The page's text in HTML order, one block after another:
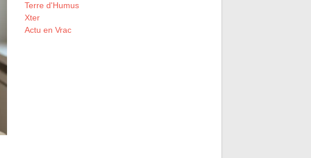
Terre d'Humus
Xter
Actu en Vrac